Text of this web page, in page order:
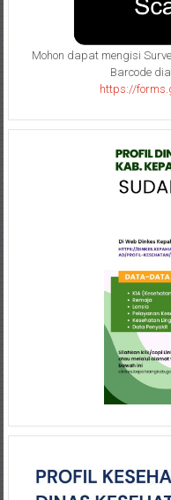
Mohon dapat mengisi
Barcode
https://